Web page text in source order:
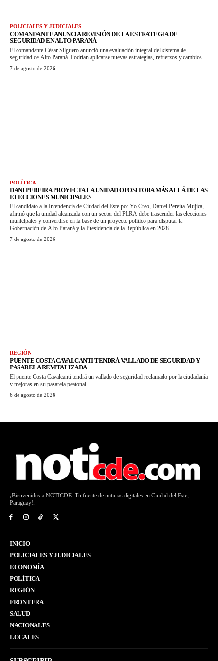
POLICIALES Y JUDICIALES
COMANDANTE ANUNCIA REVISIÓN DE LA ESTRATEGIA DE
SEGURIDAD EN ALTO PARANÁ
El comandante César Silguero anunció una evaluación integral del sistema de
seguridad de Alto Paraná. Podrían aplicarse nuevas estrategias, refuerzos y cambios.
7 de agosto de 2026
POLÍTICA
DANI PEREIRA PROYECTA LA UNIDAD OPOSITORA MÁS ALLÁ DE LAS
ELECCIONES MUNICIPALES
El candidato a la Intendencia de Ciudad del Este por Yo Creo, Daniel Pereira Mujica,
afirmó que la unidad alcanzada con un sector del PLRA debe trascender las elecciones
municipales y convertirse en la base de un proyecto político para disputar la
Gobernación de Alto Paraná y la Presidencia de la República en 2028.
7 de agosto de 2026
REGIÓN
PUENTE COSTA CAVALCANTI TENDRÁ VALLADO DE SEGURIDAD Y
PASARELA REVITALIZADA
El puente Costa Cavalcanti tendrá un vallado de seguridad reclamado por la ciudadanía
y mejoras en su pasarela peatonal.
6 de agosto de 2026
¡Bienvenidos a NOTICDE- Tu fuente de noticias digitales en Ciudad del Este,
Paraguay!.
INICIO
POLICIALES Y JUDICIALES
ECONOMÍA
POLÍTICA
REGIÓN
FRONTERA
SALUD
NACIONALES
LOCALES